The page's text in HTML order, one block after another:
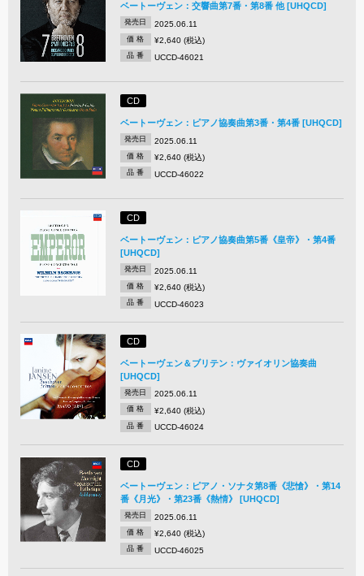
ベートーヴェン：交響曲第7番・第8番 他 [UHQCD]
発売日 2025.06.11
価 格 ¥2,640 (税込)
品 番 UCCD-46021
CD
ベートーヴェン：ピアノ協奏曲第3番・第4番 [UHQCD]
発売日 2025.06.11
価 格 ¥2,640 (税込)
品 番 UCCD-46022
CD
ベートーヴェン：ピアノ協奏曲第5番《皇帝》・第4番
[UHQCD]
発売日 2025.06.11
価 格 ¥2,640 (税込)
品 番 UCCD-46023
CD
ベートーヴェン＆ブリテン：ヴァイオリン協奏曲
[UHQCD]
発売日 2025.06.11
価 格 ¥2,640 (税込)
品 番 UCCD-46024
CD
ベートーヴェン：ピアノ・ソナタ第8番《悲愴》・第14
番《月光》・第23番《熱情》 [UHQCD]
発売日 2025.06.11
価 格 ¥2,640 (税込)
品 番 UCCD-46025